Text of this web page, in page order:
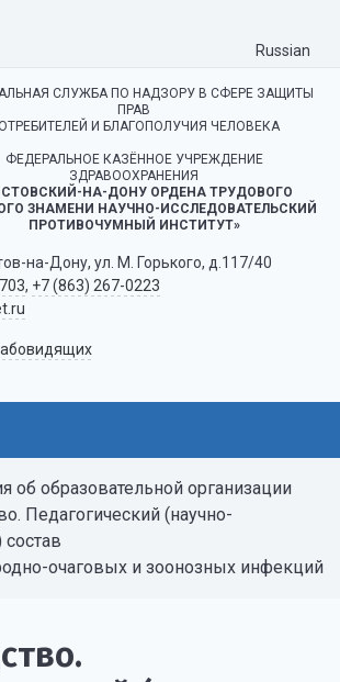
Russian
СЛУЖБА ПО НАДЗОРУ В СФЕРЕ ЗАЩИТЫ
ПРАВ
И БЛАГОПОЛУЧИЯ ЧЕЛОВЕКА
ФЕДЕРАЛЬНОЕ КАЗЁННОЕ УЧРЕЖДЕНИЕ
ЗДРАВООХРАНЕНИЯ
НА-ДОНУ ОРДЕНА ТРУДОВОГО
ЗНАМЕНИ НАУЧНО-ИССЛЕДОВАТЕЛЬСКИЙ
ПРОТИВОЧУМНЫЙ ИНСТИТУТ»
на-Дону, ул. М. Горького, д.117/40
, +7 (863) 267-0223
об образовательной организации
Педагогический (научно-
состав
очаговых и зоонозных инфекций